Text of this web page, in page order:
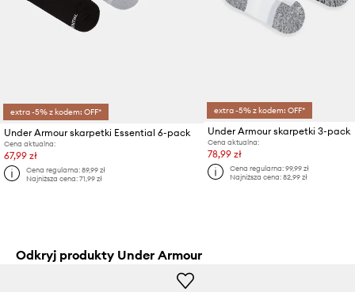
extra -5% z kodem: OFF*
Under Armour skarpetki Essential 6-pack
Cena aktualna:
67,99 zł
Cena regularna:89,99 zł
Najniższa cena:71,99 zł
extra -5% z kodem: OFF*
Under Armour skarpetki 3-pack
Cena aktualna:
78,99 zł
Cena regularna:99,99 zł
Najniższa cena:82,99 zł
Odkryj produkty Under Armour